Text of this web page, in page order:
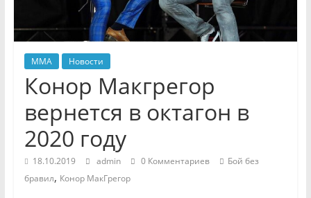
MMA Новости
Конор Макгрегор
вернется в октагон в
2020 году
18.10.2019 admin 0 Комментариев
Бой без
бравил, Конор МакГрегор